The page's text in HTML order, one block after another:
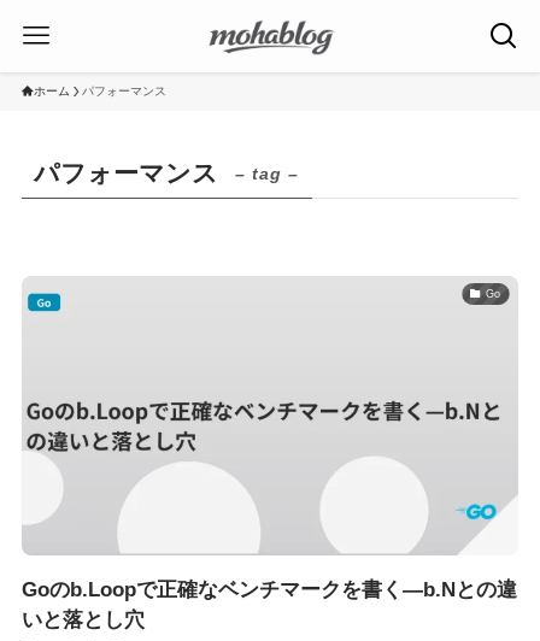
ホーム パフォーマンス
パフォーマンス – tag –
Go
Goのb.Loopで正確なベンチマークを書く—b.Nとの違
いと落とし穴